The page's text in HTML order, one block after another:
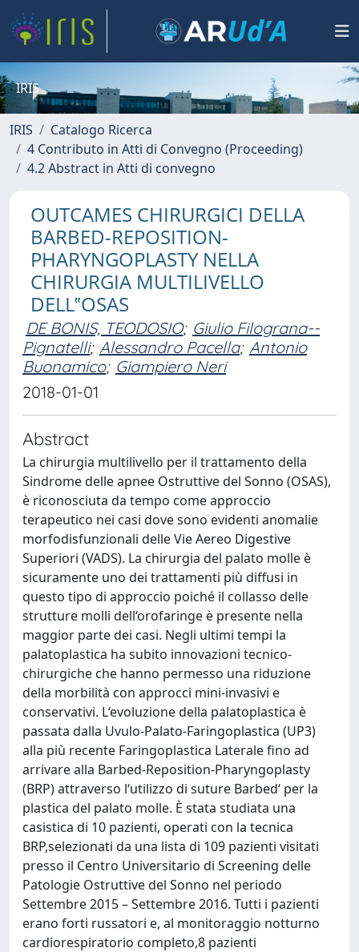
IRIS
IRIS
Catalogo Ricerca
4 Contributo in Atti di Convegno (Proceeding)
4.2 Abstract in Atti di convegno
OUTCAMES CHIRURGICI DELLA
BARBED-REPOSITION-
PHARYNGOPLASTY NELLA
CHIRURGIA MULTILIVELLO
DELL‟OSAS
DE BONIS, TEODOSIO; Giulio Filograna--
Pignatelli; Alessandro Pacella; Antonio
Buonamico; Giampiero Neri
2018-01-01
Abstract
La chirurgia multilivello per il trattamento della
Sindrome delle apnee Ostruttive del Sonno (OSAS),
è riconosciuta da tempo come approccio
terapeutico nei casi dove sono evidenti anomalie
morfodisfunzionali delle Vie Aereo Digestive
Superiori (VADS). La chirurgia del palato molle è
sicuramente uno dei trattamenti più diffusi in
questo tipo di approccio poiché il collasso delle
strutture molli dell‘orofaringe è presente nella
maggior parte dei casi. Negli ultimi tempi la
palatoplastica ha subito innovazioni tecnico-
chirurgiche che hanno permesso una riduzione
della morbilità con approcci mini-invasivi e
conservativi. L‘evoluzione della palatoplastica è
passata dalla Uvulo-Palato-Faringoplastica (UP3)
alla più recente Faringoplastica Laterale fino ad
arrivare alla Barbed-Reposition-Pharyngoplasty
(BRP) attraverso l‘utilizzo di suture Barbed‘ per la
plastica del palato molle. È stata studiata una
casistica di 10 pazienti, operati con la tecnica
BRP,selezionati da una lista di 109 pazienti visitati
presso il Centro Universitario di Screening delle
Patologie Ostruttive del Sonno nel periodo
Settembre 2015 – Settembre 2016. Tutti i pazienti
erano forti russatori e, al monitoraggio notturno
cardiorespiratorio completo,8 pazienti